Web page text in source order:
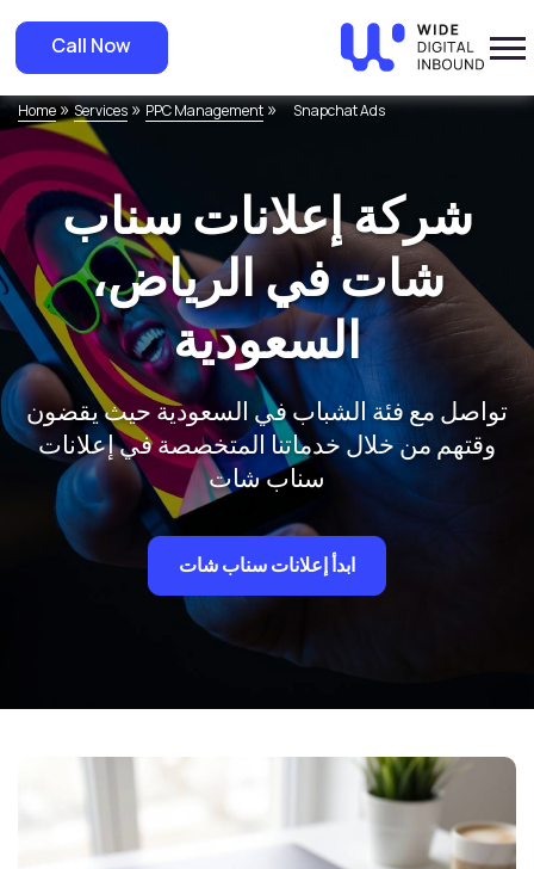
Call Now
Home»Services»PPC Management» Snapchat Ads
شركة إعلانات سناب
شات في الرياض،
السعودية
تواصل مع فئة الشباب في السعودية حيث يقضون
وقتهم من خلال خدماتنا المتخصصة في إعلانات
سناب شات
ابدأ إعلانات سناب شات